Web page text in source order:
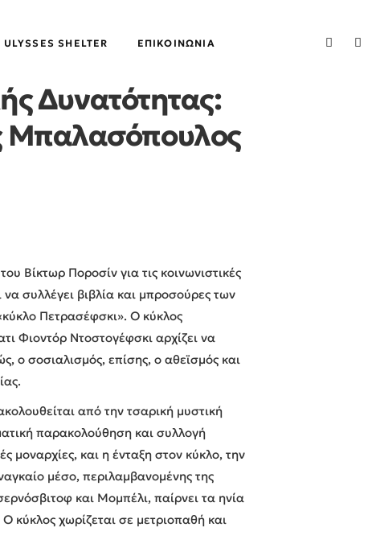
ULYSSES SHELTER ΕΠΙΚΟΙΝΩΝΊΑ
Δυνατότητας:
Μπαλασόπουλος
Βίκτωρ Ποροσίν για τις κοινωνιστικές
να συλλέγει βιβλία και μπροσούρες των
Πετρασέφσκι». Ο κύκλος
Φιοντόρ Ντοστογέφσκι αρχίζει να
ο σοσιαλισμός, επίσης, ο αθεϊσμός και
από την τσαρική μυστική
παρακολούθηση και συλλογή
μοναρχίες, και η ένταξη στον κύκλο, την
μέσο, περιλαμβανομένης της
και Μομπέλι, παίρνει τα ηνία
κύκλος χωρίζεται σε μετριοπαθή και